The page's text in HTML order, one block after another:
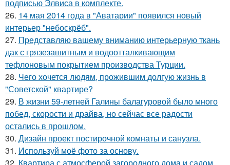
подписью Элвиса в комплекте.
26. 14 мая 2014 года в "Аватарии" появился новый
интерьер "небоскрёб".
27. Представляю вашему вниманию интерьерную ткань
дак с грязезашитным и водоотталкивающим
тефлоновым покрытием производства Турции.
28. Чего хочется людям, прожившим долгую жизнь в
"Советской" квартире?
29. В жизни 59-летней Галины балагуровой было много
побед, скорости и драйва, но сейчас все радости
остались в прошлом.
30. Дизайн проект постирочной комнаты и санузла.
31. Используй моё фото за основу.